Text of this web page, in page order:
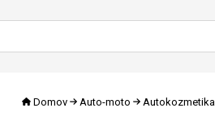
Domov Auto-moto Autokozmetika